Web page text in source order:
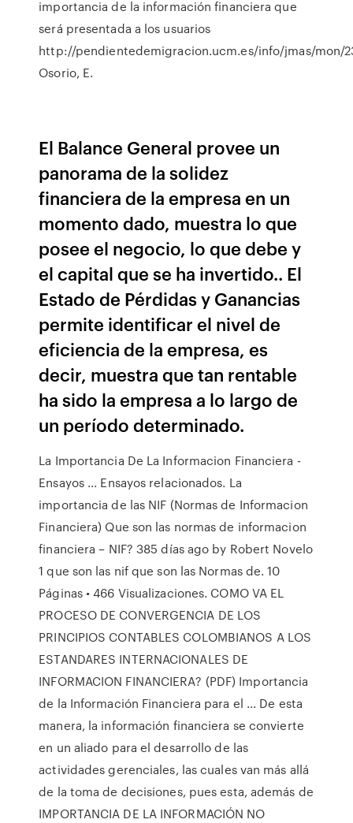
importancia de la información financiera que
será presentada a los usuarios
http://pendientedemigracion.ucm.es/info/jmas/mon/
Osorio, E.
El Balance General provee un
panorama de la solidez
financiera de la empresa en un
momento dado, muestra lo que
posee el negocio, lo que debe y
el capital que se ha invertido.. El
Estado de Pérdidas y Ganancias
permite identificar el nivel de
eficiencia de la empresa, es
decir, muestra que tan rentable
ha sido la empresa a lo largo de
un período determinado.
La Importancia De La Informacion Financiera -
Ensayos ... Ensayos relacionados. La
importancia de las NIF (Normas de Informacion
Financiera) Que son las normas de informacion
financiera – NIF? 385 días ago by Robert Novelo
1 que son las nif que son las Normas de. 10
Páginas • 466 Visualizaciones. COMO VA EL
PROCESO DE CONVERGENCIA DE LOS
PRINCIPIOS CONTABLES COLOMBIANOS A LOS
ESTANDARES INTERNACIONALES DE
INFORMACION FINANCIERA? (PDF) Importancia
de la Información Financiera para el ... De esta
manera, la información financiera se convierte
en un aliado para el desarrollo de las
actividades gerenciales, las cuales van más allá
de la toma de decisiones, pues esta, además de
IMPORTANCIA DE LA INFORMACIÓN NO